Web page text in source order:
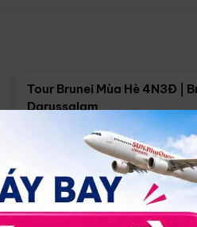
Tour Brunei Mùa Hè 4N3Đ |
Darussalam
Hồ Chí Minh 4N3Đ
30/08 17/09 24/09